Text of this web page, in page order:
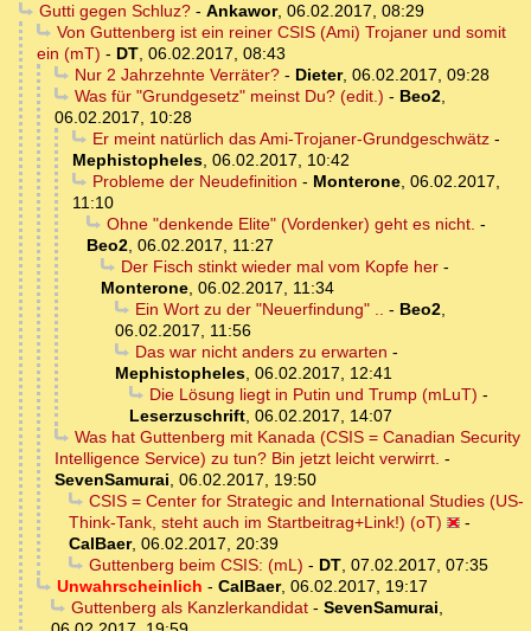
Gutti gegen Schluz?- Ankawor, 06.02.2017, 08:29
Von Guttenberg ist ein reiner CSIS (Ami) Trojaner und somit
ein (mT) - DT, 06.02.2017, 08:43
Nur 2 Jahrzehnte Verräter?- Dieter, 06.02.2017, 09:28
Was für "Grundgesetz" meinst Du? (edit.) - Beo2,
06.02.2017, 10:28
Er meint natürlich das Ami-Trojaner-Grundgeschwätz-
Mephistopheles, 06.02.2017, 10:42
Probleme der Neudefinition - Monterone, 06.02.2017,
11:10
Ohne "denkende Elite" (Vordenker) geht es nicht. -
Beo2, 06.02.2017, 11:27
Der Fisch stinkt wieder mal vom Kopfe her-
Monterone, 06.02.2017, 11:34
Ein Wort zu der "Neuerfindung" .. - Beo2,
06.02.2017, 11:56
Das war nicht anders zu erwarten -
Mephistopheles, 06.02.2017, 12:41
Die Lösung liegt in Putin und Trump (mLuT) -
Leserzuschrift, 06.02.2017, 14:07
Was hat Guttenberg mit Kanada (CSIS = Canadian Security
Intelligence Service) zu tun? Bin jetzt leicht verwirrt. -
SevenSamurai, 06.02.2017, 19:50
CSIS = Center for Strategic and International Studies (US-
Think-Tank, steht auch im Startbeitrag+Link!) (oT)
-
CalBaer, 06.02.2017, 20:39
Guttenberg beim CSIS: (mL) - DT, 07.02.2017, 07:35
Unwahrscheinlich - CalBaer, 06.02.2017, 19:17
Guttenberg als Kanzlerkandidat- SevenSamurai,